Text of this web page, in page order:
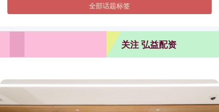
全部话题标签
关注 弘益配资